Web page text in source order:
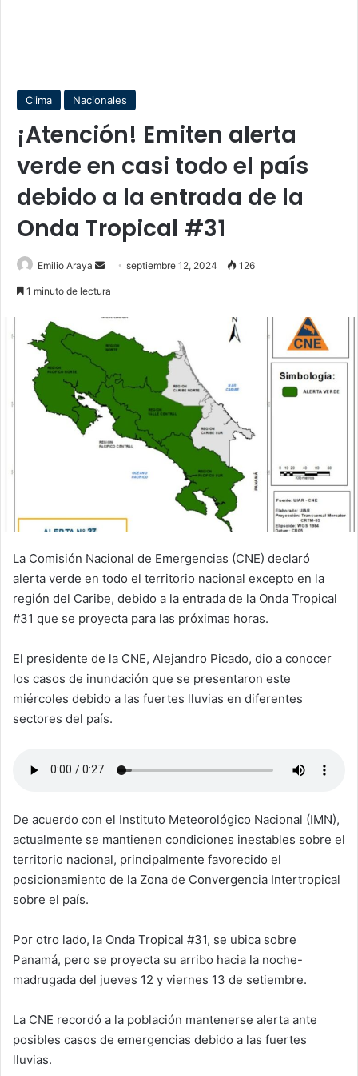
Clima Nacionales
¡Atención! Emiten alerta
verde en casi todo el país
debido a la entrada de la
Onda Tropical #31
Emilio Araya
Sendseptiembre 12, 2024 126
1 minuto de lectura
La Comisión Nacional de Emergencias (CNE) declaró
alerta verde en todo el territorio nacional excepto en la
región del Caribe, debido a la entrada de la Onda Tropical
#31 que se proyecta para las próximas horas.
El presidente de la CNE, Alejandro Picado, dio a conocer
los casos de inundación que se presentaron este
miércoles debido a las fuertes lluvias en diferentes
sectores del país.
De acuerdo con el Instituto Meteorológico Nacional (IMN),
actualmente se mantienen condiciones inestables sobre el
territorio nacional, principalmente favorecido el
posicionamiento de la Zona de Convergencia Intertropical
sobre el país.
Por otro lado, la Onda Tropical #31, se ubica sobre
Panamá, pero se proyecta su arribo hacia la noche-
madrugada del jueves 12 y viernes 13 de setiembre.
La CNE recordó a la población mantenerse alerta ante
posibles casos de emergencias debido a las fuertes
lluvias.